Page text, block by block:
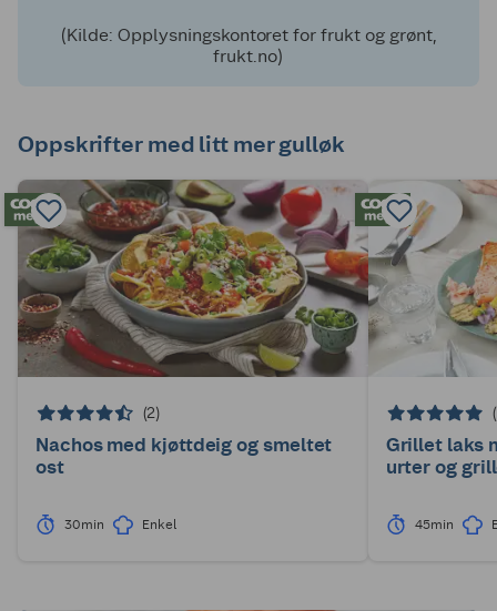
(Kilde: Opplysningskontoret for frukt og grønt,
frukt.no)
Oppskrifter med litt mer gulløk
(2)
Nachos med kjøttdeig og smeltet
ost
30min Enkel
Grillet laks
urter og
45min